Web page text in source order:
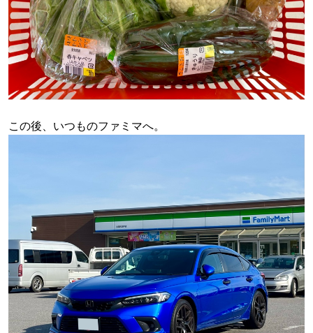
この後、いつものファミマへ。